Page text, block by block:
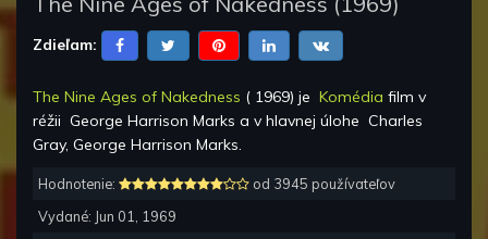
Zdieľam:
The Nine Ages of Nakedness ( 1969) je Komédia film v
réžii George Harrison Marks a v hlavnej úlohe Charles
Gray, George Harrison Marks.
Hodnotenie:
od 3945 používateľov
Vydané: Jun 01, 1969